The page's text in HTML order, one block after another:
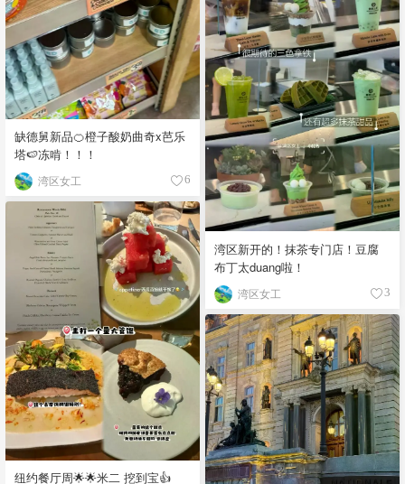
缺德舅新品🍊橙子酸奶曲奇x芭乐
塔🍉冻啃！！！
湾区女工 6
湾区新开的！抹茶专门店！豆腐
布丁太duang啦！
湾区女工 3
纽约餐厅周🌟🌟米二 挖到宝👍